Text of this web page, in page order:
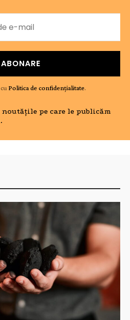
ABONARE
Politica de confidențialitate.
pe care le publicăm